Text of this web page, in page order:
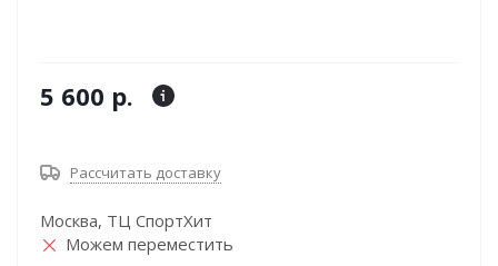
5 600 р.
Рассчитать доставку
Москва, ТЦ СпортХит
Можем переместить